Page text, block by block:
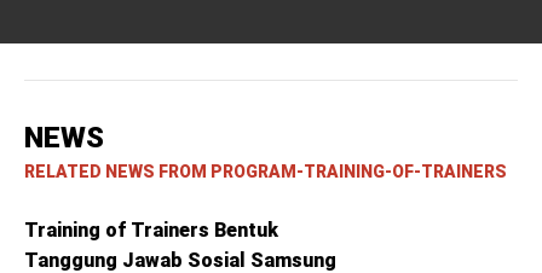
NEWS
RELATED NEWS FROM PROGRAM-TRAINING-OF-TRAINERS
Training of Trainers Bentuk
Tanggung Jawab Sosial Samsung